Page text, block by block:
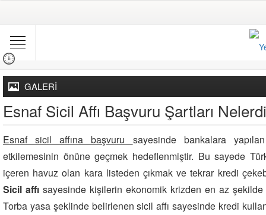
GALERİ
Esnaf Sicil Affı Başvuru Şartları
Esnaf sicil affına başvuru sayesinde bankalara
etkilemesinin önüne geçmek hedeflenmiştir. Bu sayede
içeren havuz olan kara listeden çıkmak ve tekrar kredi
Sicil affı sayesinde kişilerin ekonomik krizden en az
Torba yasa şeklinde belirlenen sicil affı sayesinde kredi